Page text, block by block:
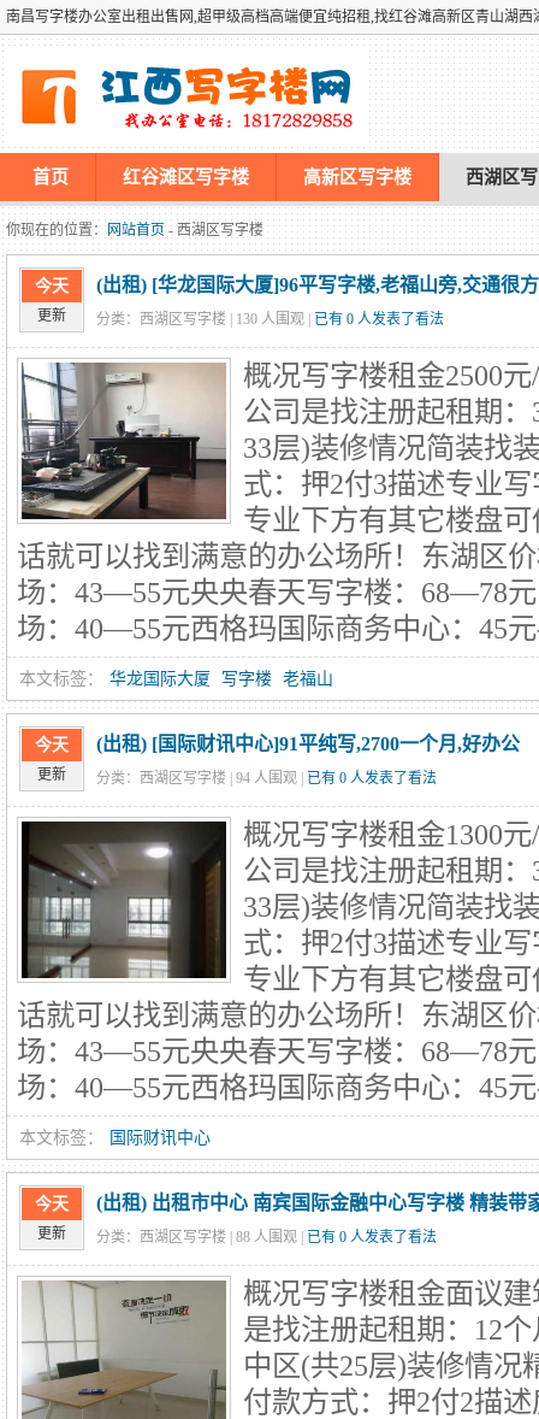
南昌写字楼办公室出租出售网,超甲级高档高端便宜纯招租,找红谷滩高新区青山湖
首页 红谷滩区写字楼 高新区写字楼 西湖区
墡墢美国仿牌vps推荐仿牌空间主机仿牌服务器,国外欧洲荷兰
你现在的位置： 网站首页- 西湖区写字楼
今天
更新
(出租) [华龙国际大厦]96平写字楼,老福山旁,交通很
分类：西湖区写字楼 | 130 人围观 | 已有 0 人发表了看法
概况写字楼租金2500
公司是找注册起租期
33层)装修情况简装找
式：押2付3描述专业
专业下方有其它楼盘
话就可以找到满意的办公场所！东湖区
场：43—55元央央春天写字楼：68—78
场：40—55元西格玛国际商务中心：45
本文标签： 华龙国际大厦 写字楼 老福山
今天
更新
(出租) [国际财讯中心]91平纯写,2700一个月,好办公
分类：西湖区写字楼 | 94 人围观 | 已有 0 人发表了看法
概况写字楼租金1300
公司是找注册起租期
33层)装修情况简装找
式：押2付3描述专业
专业下方有其它楼盘
话就可以找到满意的办公场所！东湖区
场：43—55元央央春天写字楼：68—78
场：40—55元西格玛国际商务中心：45
本文标签： 国际财讯中心
今天
更新
(出租) 出租市中心 南宾国际金融中心写字楼 精装带
分类：西湖区写字楼 | 88 人围观 | 已有 0 人发表了看法
概况写字楼租金面议
是找注册起租期：12
中区(共25层)装修情况
付款方式：押2付2描